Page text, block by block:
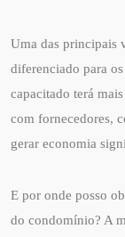
Uma das principais
diferenciado para
capacitado terá
com fornecedores,
gerar economia
E por onde posso
do condomínio? A